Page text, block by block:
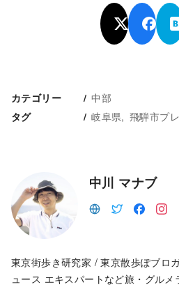
カテゴリー 中部
タグ 岐阜県 飛騨市プ
中川 マナブ
東京街歩き研究家 / 東京散歩ぽブロ
ュース エキスパートなど旅・グル